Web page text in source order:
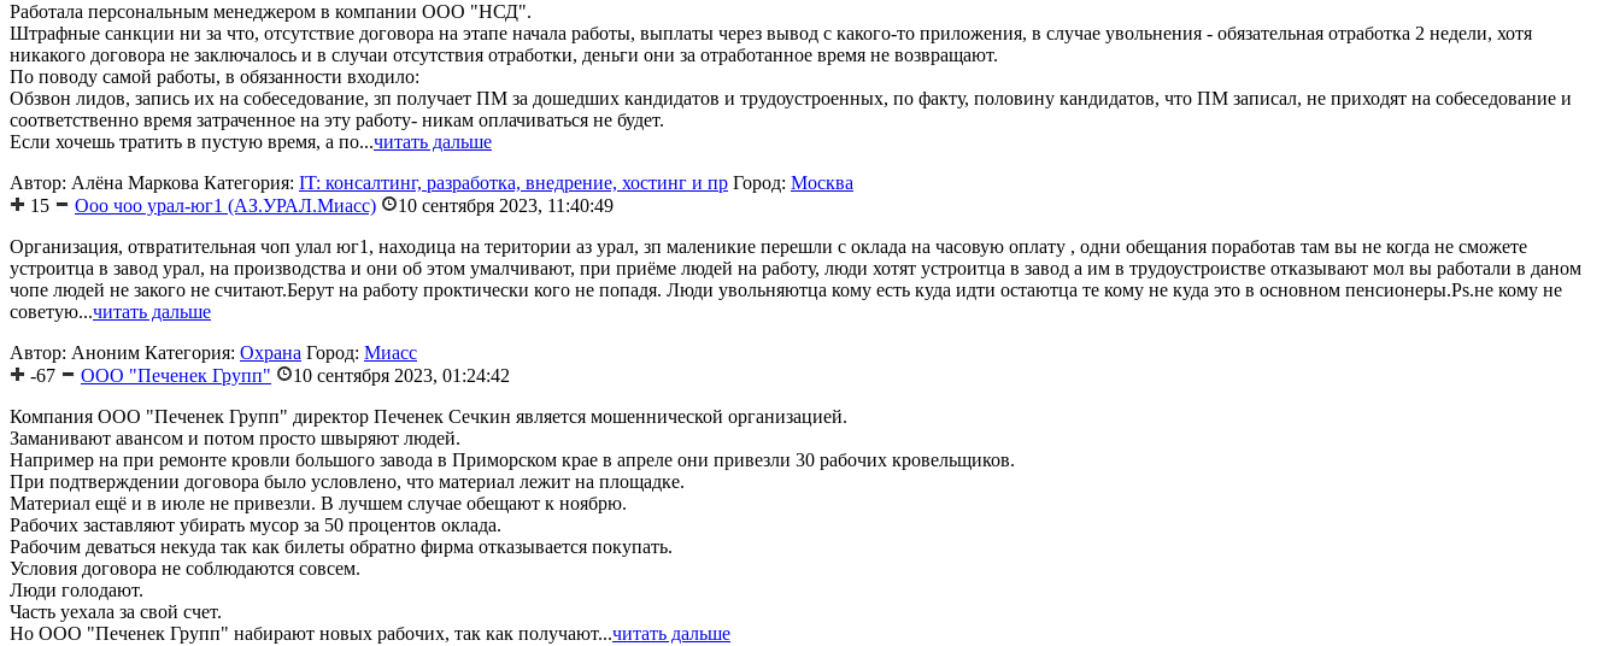
Работала персональным менеджером в компании ООО "НСД".
Штрафные санкции ни за что, отсутствие договора на этапе начала работы, выплаты через вывод с какого-то приложения, в случае увольнения - обязательная отработка 2 недели, хотя
никакого договора не заключалось и в случаи отсутствия отработки, деньги они за отработанное время не возвращают.
По поводу самой работы, в обязанности входило:
Обзвон лидов, запись их на собеседование, зп получает ПМ за дошедших кандидатов и трудоустроенных, по факту, половину кандидатов, что ПМ записал, не приходят на собеседование и
соответственно время затраченное на эту работу- никам оплачиваться не будет.
Если хочешь тратить в пустую время, а по...читать дальше
Автор: Алёна Маркова Категория: IT: консалтинг, разработка, внедрение, хостинг и пр Город: Москва
15
Ооо чоо урал-юг1 (АЗ.УРАЛ.Миасс)
10 сентября 2023, 11:40:49
Организация, отвратительная чоп улал юг1, находица на територии аз урал, зп маленикие перешли с оклада на часовую оплату , одни обещания поработав там вы не когда не сможете
устроитца в завод урал, на производства и они об этом умалчивают, при приёме людей на работу, люди хотят устроитца в завод а им в трудоустроистве отказывают мол вы работали в даном
чопе людей не закого не считают.Берут на работу проктически кого не попадя. Люди увольняютца кому есть куда идти остаютца те кому не куда это в основном пенсионеры.Ps.не кому не
советую...читать дальше
Автор: Аноним Категория: Охрана Город: Миасс
-67
ООО "Печенек Групп"
10 сентября 2023, 01:24:42
Компания ООО "Печенек Групп" директор Печенек Сечкин является мошеннической организацией.
Заманивают авансом и потом просто швыряют людей.
Например на при ремонте кровли большого завода в Приморском крае в апреле они привезли 30 рабочих кровельщиков.
При подтверждении договора было условлено, что материал лежит на площадке.
Материал ещё и в июле не привезли. В лучшем случае обещают к ноябрю.
Рабочих заставляют убирать мусор за 50 процентов оклада.
Рабочим деваться некуда так как билеты обратно фирма отказывается покупать.
Условия договора не соблюдаются совсем.
Люди голодают.
Часть уехала за свой счет.
Но ООО "Печенек Групп" набирают новых рабочих, так как получают...читать дальше